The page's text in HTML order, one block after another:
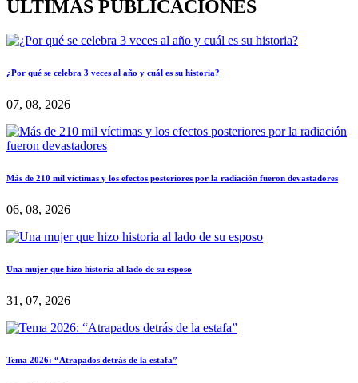
ÚLTIMAS PUBLICACIONES
¿Por qué se celebra 3 veces al año y cuál es su historia?
07, 08, 2026
Más de 210 mil víctimas y los efectos posteriores por la radiación fueron devastadores
06, 08, 2026
Una mujer que hizo historia al lado de su esposo
31, 07, 2026
Tema 2026: “Atrapados detrás de la estafa”